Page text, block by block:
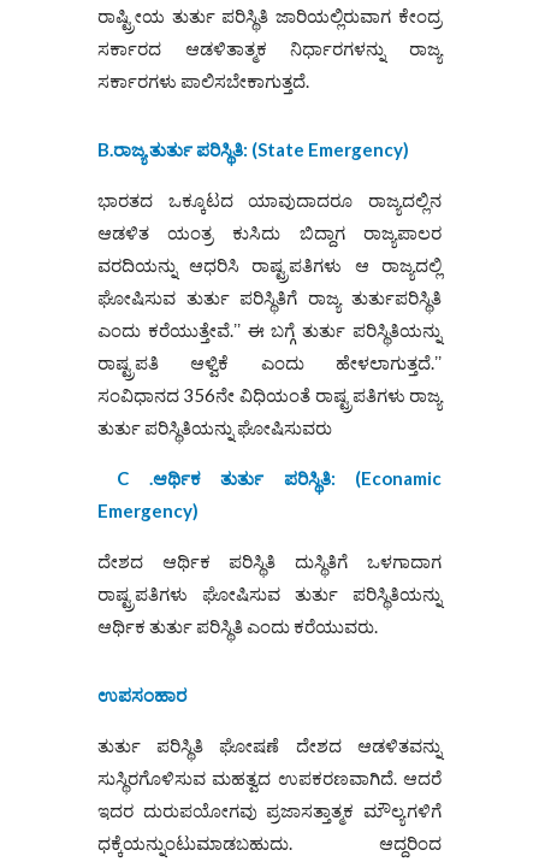
ರಾಷ್ಟ್ರೀಯ ತುರ್ತು ಪರಿಸ್ಥಿತಿ ಜಾರಿಯಲ್ಲಿರುವಾಗ ಕೇಂದ್ರ
ಸರ್ಕಾರದ ಆಡಳಿತಾತ್ಮಕ ನಿರ್ಧಾರಗಳನ್ನು ರಾಜ್ಯ
ಸರ್ಕಾರಗಳು ಪಾಲಿಸಬೇಕಾಗುತ್ತದೆ.
B.ರಾಜ್ಯ ತುರ್ತು ಪರಿಸ್ಥಿತಿ: (State Emergency)
ಭಾರತದ ಒಕ್ಕೂಟದ ಯಾವುದಾದರೂ ರಾಜ್ಯದಲ್ಲಿನ
ಆಡಳಿತ ಯಂತ್ರ ಕುಸಿದು ಬಿದ್ದಾಗ ರಾಜ್ಯಪಾಲರ
ವರದಿಯನ್ನು ಆಧರಿಸಿ ರಾಷ್ಟ್ರಪತಿಗಳು ಆ ರಾಜ್ಯದಲ್ಲಿ
ಘೋಷಿಸುವ ತುರ್ತು ಪರಿಸ್ಥಿತಿಗೆ ರಾಜ್ಯ ತುರ್ತುಪರಿಸ್ಥಿತಿ
ಎಂದು ಕರೆಯುತ್ತೇವೆ.ʼʼ ಈ ಬಗ್ಗೆ ತುರ್ತು ಪರಿಸ್ಥಿತಿಯನ್ನು
ರಾಷ್ಟ್ರಪತಿ ಆಳ್ವಿಕೆ ಎಂದು ಹೇಳಲಾಗುತ್ತದೆ.ʼʼ
ಸಂವಿಧಾನದ 356ನೇ ವಿಧಿಯಂತೆ ರಾಷ್ಟ್ರಪತಿಗಳು ರಾಜ್ಯ
ತುರ್ತು ಪರಿಸ್ಥಿತಿಯನ್ನು ಘೋಷಿಸುವರು
C .ಆರ್ಥಿಕ ತುರ್ತು ಪರಿಸ್ಥಿತಿ: (Econamic
Emergency)
ದೇಶದ ಆರ್ಥಿಕ ಪರಿಸ್ಥಿತಿ ದುಸ್ಥಿತಿಗೆ ಒಳಗಾದಾಗ
ರಾಷ್ಟ್ರಪತಿಗಳು ಘೋಷಿಸುವ ತುರ್ತು ಪರಿಸ್ಥಿತಿಯನ್ನು
ಆರ್ಥಿಕ ತುರ್ತು ಪರಿಸ್ಥಿತಿ ಎಂದು ಕರೆಯುವರು.
ಉಪಸಂಹಾರ
ತುರ್ತು ಪರಿಸ್ಥಿತಿ ಘೋಷಣೆ ದೇಶದ ಆಡಳಿತವನ್ನು
ಸುಸ್ಥಿರಗೊಳಿಸುವ ಮಹತ್ವದ ಉಪಕರಣವಾಗಿದೆ. ಆದರೆ
ಇದರ ದುರುಪಯೋಗವು ಪ್ರಜಾಸತ್ತಾತ್ಮಕ ಮೌಲ್ಯಗಳಿಗೆ
ಧಕ್ಕೆಯನ್ನುಂಟುಮಾಡಬಹುದು. ಆದ್ದರಿಂದ